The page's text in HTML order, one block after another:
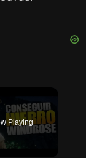
Playing